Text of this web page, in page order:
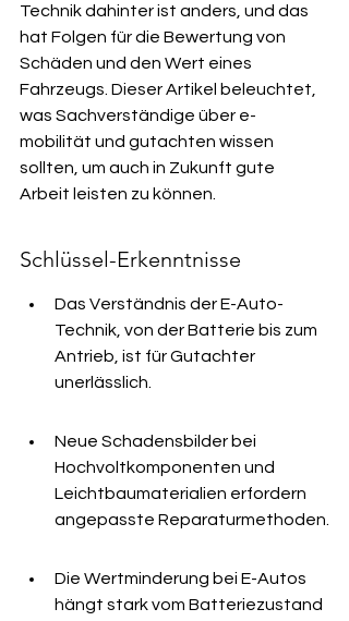
Technik dahinter ist anders, und das
hat Folgen für die Bewertung von
Schäden und den Wert eines
Fahrzeugs. Dieser Artikel beleuchtet,
was Sachverständige über e-
mobilität und gutachten wissen
sollten, um auch in Zukunft gute
Arbeit leisten zu können.
Schlüssel-Erkenntnisse
Das Verständnis der E-Auto-
Technik, von der Batterie bis zum
Antrieb, ist für Gutachter
unerlässlich.
Neue Schadensbilder bei
Hochvoltkomponenten und
Leichtbaumaterialien erfordern
angepasste Reparaturmethoden.
Die Wertminderung bei E-Autos
hängt stark vom Batteriezustand